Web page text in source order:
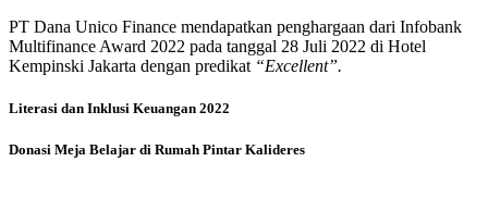
PT Dana Unico Finance mendapatkan penghargaan dari Infobank
Multifinance Award 2022 pada tanggal 28 Juli 2022 di Hotel
Kempinski Jakarta dengan predikat “Excellent”.
Literasi dan Inklusi Keuangan 2022
Donasi Meja Belajar di Rumah Pintar Kalideres